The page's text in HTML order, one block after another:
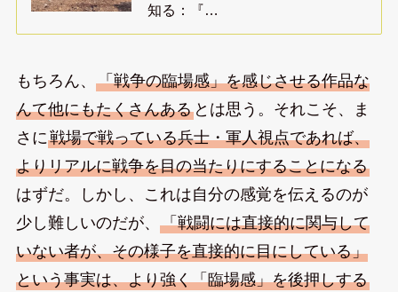
知る：『…
もちろん、 「戦争の臨場感」を感じさせる作品な
んて他にもたくさんあるとは思う。それこそ、ま
さに戦場で戦っている兵士・軍人視点であれば、
よりリアルに戦争を目の当たりにすることになる
はずだ。しかし、これは自分の感覚を伝えるのが
少し難しいのだが、 「戦闘には直接的に関与して
いない者が、その様子を直接的に目にしている」
という事実は、より強く「臨場感」を後押しする